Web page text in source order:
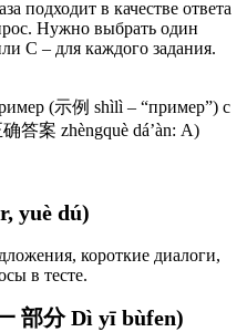
подходит в качестве ответа
Нужно выбрать один
С – для каждого задания.
(示例 shìlì – “пример”) с
答案 zhèngquè dá’àn: А)
yuè dú)
короткие диалоги,
в тесте.
部分 Dì yī bùfen)